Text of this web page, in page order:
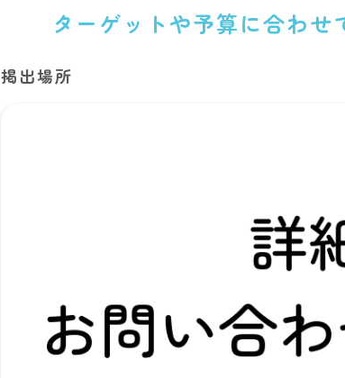
ターゲットや予算に合わせ
掲出場所